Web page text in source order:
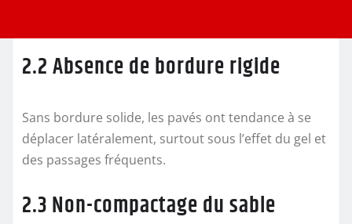
2.2 Absence de bordure rigide
Sans bordure solide, les pavés ont tendance à se
déplacer latéralement, surtout sous l’effet du gel et
des passages fréquents.
2.3 Non-compactage du sable